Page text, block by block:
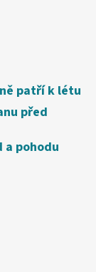
patří k létu
před
pohodu